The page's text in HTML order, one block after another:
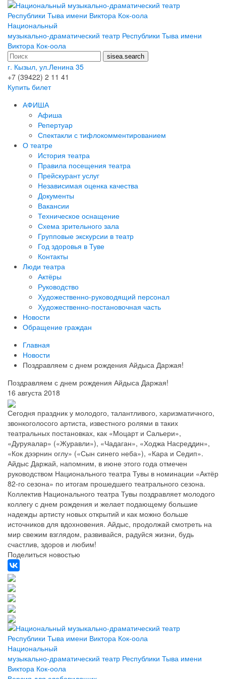
Национальный
музыкально-драматический театр Республики Тыва имени
Виктора Кок-оола
г. Кызыл, ул.Ленина 35
+7 (39422) 2 11 41
Купить билет
АФИША
Афиша
Репертуар
Спектакли с тифлокомментированием
О театре
История театра
Правила посещения театра
Прейскурант услуг
Независимая оценка качества
Документы
Вакансии
Техническое оснащение
Схема зрительного зала
Групповые экскурсии в театр
Год здоровья в Туве
Контакты
Люди театра
Актёры
Руководство
Художественно-руководящий персонал
Художественно-постановочная часть
Новости
Обращение граждан
Главная
Новости
Поздравляем с днем рождения Айдыса Даржая!
Поздравляем с днем рождения Айдыса Даржая!
16 августа 2018
Сегодня праздник у молодого, талантливого, харизматичного,
звонкоголосого артиста, известного ролями в таких
театральных постановках, как «Моцарт и Сальери»,
«Дуруяалар» («Журавли»), «Чадаган», «Ходжа Насреддин»,
«Кок дээрнин оглу» («Сын синего неба»), «Кара и Седип».
Айдыс Даржай, напомним, в июне этого года отмечен
руководством Национального театра Тувы в номинации «Актёр
82-го сезона» по итогам прошедшего театрального сезона.
Коллектив Национального театра Тувы поздравляет молодого
коллегу с днем рождения и желает подающему большие
надежды артисту новых открытий и как можно больше
источников для вдохновения. Айдыс, продолжай смотреть на
мир свежим взглядом, развивайся, радуйся жизни, будь
счастлив, здоров и любим!
Поделиться новостью
Национальный
музыкально-драматический театр Республики Тыва имени
Виктора Кок-оола